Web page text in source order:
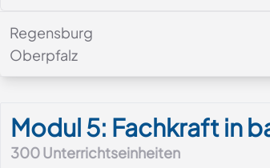
Regensburg
Oberpfalz
Modul 5: Fachkraft in
300Unterrichtseinheiten